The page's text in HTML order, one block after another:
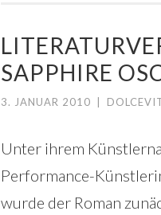
SAPPHIRE
3. JANUAR 2010
Unter ihrem
Performance-
wurde der Roman